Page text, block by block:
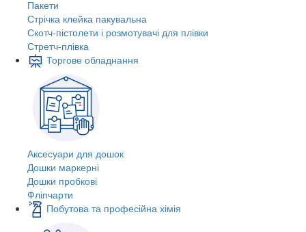
Пакети
Стрічка клейка пакувальна
Скотч-пістолети і розмотувачі для плівки
Стретч-плівка
Торгове обладнання
Аксесуари для дошок
Дошки маркерні
Дошки пробкові
Фліпчарти
Побутова та професійна хімія